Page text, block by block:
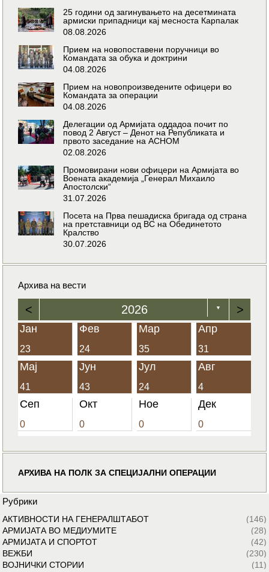
25 години од загинувањето на десетмината
армиски припадници кај месноста Карпалак
08.08.2026
Прием на новопоставени поручници во
Командата за обука и доктрини
04.08.2026
Прием на новопроизведените офицери во
Командата за операции
04.08.2026
Делегации од Армијата оддадоа почит по
повод 2 Август – Денот на Републиката и
првото заседание на АСНОМ
02.08.2026
Промовирани нови офицери на Армијата во
Воената академија „Генерал Михаило
Апостолски“
31.07.2026
Посета на Прва пешадиска бригада од страна
на претставници од ВС на Обединетото
Кралство
30.07.2026
Архива на вести
< 2026 ▼ >
Јан
23
Фев
24
Мар
35
Апр
31
Мај
41
Јун
43
Јул
24
Авг
4
Сеп
0
Окт
0
Ное
0
Дек
0
АРХИВА НА ПОЛК ЗА СПЕЦИЈАЛНИ ОПЕРАЦИИ
Рубрики
АКТИВНОСТИ НА ГЕНЕРАЛШТАБОТ
(146)
АРМИЈАТА ВО МЕДИУМИТЕ
(28)
АРМИЈАТА И СПОРТОТ
(42)
ВЕЖБИ
(230)
ВОЈНИЧКИ СТОРИИ
(11)